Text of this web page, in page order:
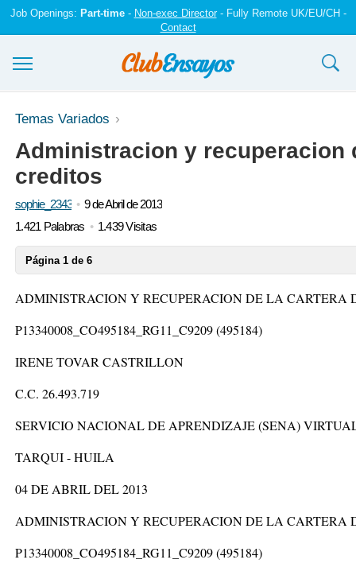
Job Openings: Part-time- Non-exec Director- Fully Remote UK/EU/CH -
Contact
Ensayos y trabajos
Registrarse
Iniciar sesión
Temas Variados
Administracion y recuperacion
creditos
sophie_2343
9 de Abril de 2013
1.421 Palabras
1.439 Visitas
Página 1 de 6
ADMINISTRACION Y RECUPERACION DE LA CARTERA
P13340008_CO495184_RG11_C9209 (495184)
IRENE TOVAR CASTRILLON
C.C. 26.493.719
SERVICIO NACIONAL DE APRENDIZAJE (SENA)
TARQUI - HUILA
04 DE ABRIL DEL 2013
ADMINISTRACION Y RECUPERACION DE LA CARTERA
P13340008_CO495184_RG11_C9209 (495184)